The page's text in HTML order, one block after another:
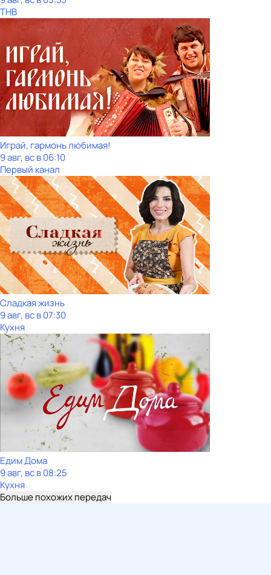
ТНВ
Играй, гармонь любимая!
9 авг, вс в 06:10
Первый канал
Сладкая жизнь
9 авг, вс в 07:30
Кухня
Едим Дома
9 авг, вс в 08:25
Кухня
Больше похожих передач